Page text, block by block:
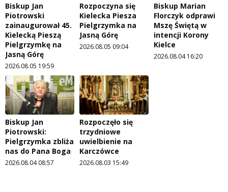
Biskup Jan
Piotrowski
zainaugurował 45.
Kielecką Pieszą
Pielgrzymkę na
Jasną Górę
2026.08.05 19:59
Rozpoczyna się
Kielecka Piesza
Pielgrzymka na
Jasną Górę
2026.08.05 09:04
Biskup Marian
Florczyk odprawi
Mszę Świętą w
intencji Korony
Kielce
2026.08.04 16:20
Biskup Jan
Piotrowski:
Pielgrzymka zbliża
nas do Pana Boga
2026.08.04 08:57
Rozpoczęło się
trzydniowe
uwielbienie na
Karczówce
2026.08.03 15:49